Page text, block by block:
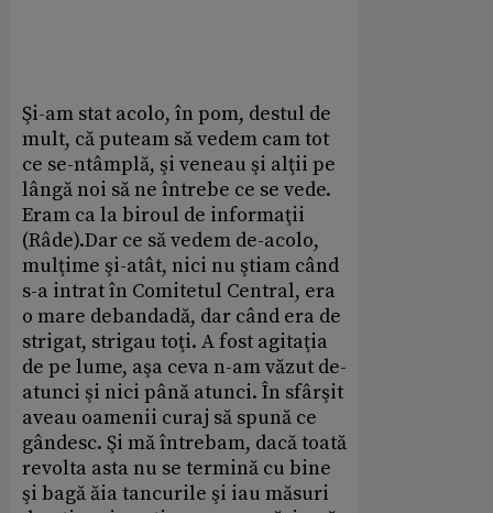
Şi-am stat acolo, în pom, destul de
mult, că puteam să vedem cam tot
ce se-ntâmplă, şi veneau şi alţii pe
lângă noi să ne întrebe ce se vede.
Eram ca la biroul de informaţii
(Râde).Dar ce să vedem de-acolo,
mulţime şi-atât, nici nu ştiam când
s-a intrat în Comitetul Central, era
o mare debandadă, dar când era de
strigat, strigau toţi. A fost agitaţia
de pe lume, aşa ceva n-am văzut de-
atunci şi nici până atunci. În sfârşit
aveau oamenii curaj să spună ce
gândesc. Şi mă întrebam, dacă toată
revolta asta nu se termină cu bine
şi bagă ăia tancurile şi iau măsuri